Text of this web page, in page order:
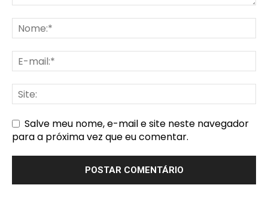
Salve meu nome, e-mail e site neste navegador
para a próxima vez que eu comentar.